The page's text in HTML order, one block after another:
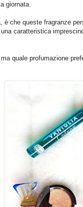
giornata.
è che queste fragranze
caratteristica
quale profumazione